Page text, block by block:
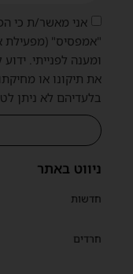
ניווט באתר
חדשות
חרדים
אני מאשר/ת כי
"אמפסיס" (מפעילת
ומענה לפנייתי.
את תיקונו או
בלעדיהם לא ניתן